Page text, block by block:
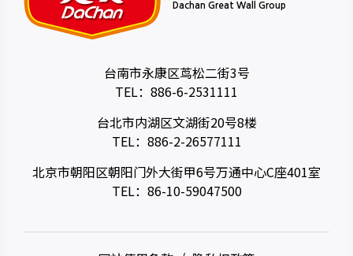
Dachan Great Wall Group
台南市永康区茑松二街3号
TEL： 886-6-2531111
台北市内湖区文湖街20号8楼
TEL： 886-2-26577111
北京市朝阳区朝阳门外大街甲6号万通中心C座401室
TEL： 86-10-59047500